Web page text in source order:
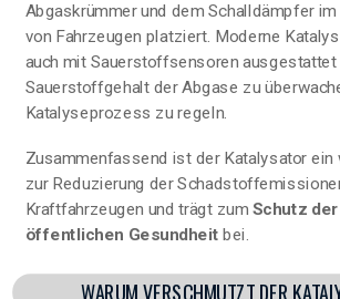
Abgaskrümmer und dem Schalldämpfer
von Fahrzeugen platziert. Moderne
auch mit Sauerstoffsensoren ausgestattet
Sauerstoffgehalt der Abgase zu
Katalyseprozess zu regeln.
Zusammenfassend ist der Katalysator ein
zur Reduzierung der
Kraftfahrzeugen und trägt zum Schutz
öffentlichen Gesundheit bei.
WARUM VERSCHMUTZT DER